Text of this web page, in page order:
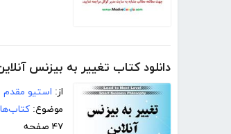
دانلود کتاب تغییر به بیزنس
از: استیو مقدم
موضوع:
۴۷ صفحه